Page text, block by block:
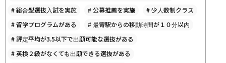
#総合型選抜入試を実施 #公募推薦を実施 #少人数制クラス
#留学プログラムがある #最寄駅からの移動時間が１０分以内
#評定平均が3.5以下で出願可能な選抜がある
#英検２級がなくても出願できる選抜がある